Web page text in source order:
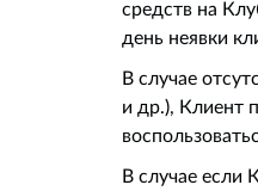
средств на
день неявки
В случае
и др.), Клиент
В случае если